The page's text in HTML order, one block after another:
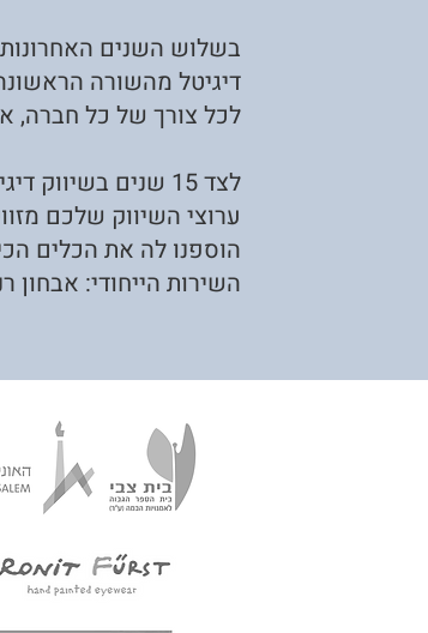
דיגיטל מהשורה
לכל צורך של כל חברה,
לצד 15 שנים
ערוצי השיווק שלכם
הוספנו לה את הכלים
השירות הייחודי: אבחון